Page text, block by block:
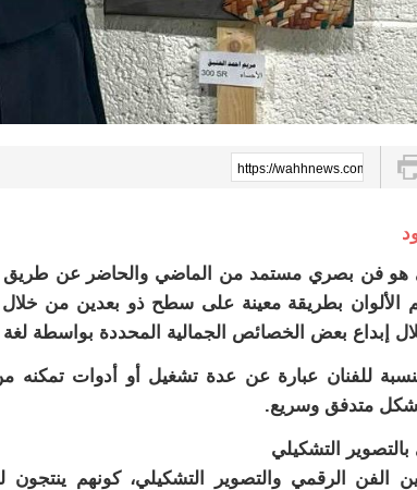
https://wahhnews.com/
هو فن بصري مستمد من الماضي والحاضر عن طريق
الألوان بطريقة معينة على سطح ذو بعدين من خلال
إبداع بعض الخصائص الجمالية المحددة بواسطة لغة
للفنان عبارة عن عدة تشغيل أو أدوات تمكنه من
بشكل متدفق وسريع.
التشكيلي
الفن الرقمي والتصوير التشكيلي، كونهم